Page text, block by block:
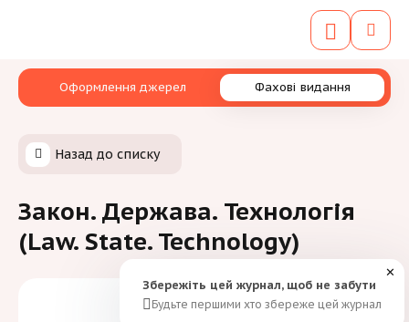
Оформлення джерел Фахові видання
Назад до списку
Закон. Держава. Технологія
(Law. State. Technology)
Збережіть цей журнал, щоб не забути
Будьте першими хто збереже цей журнал
✕